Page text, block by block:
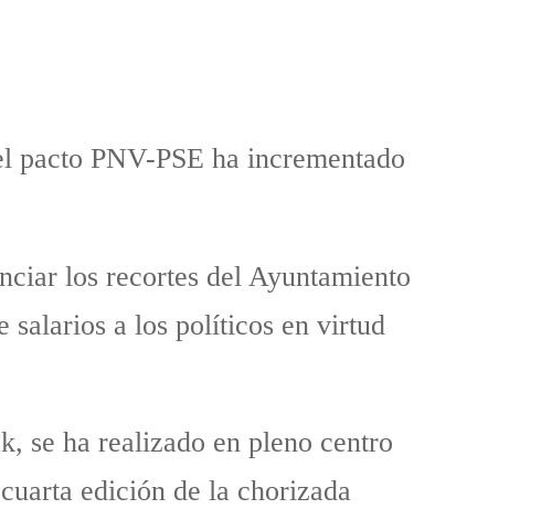
pacto PNV-PSE ha incrementado
los recortes del Ayuntamiento
salarios a los políticos en virtud
se ha realizado en pleno centro
edición de la chorizada